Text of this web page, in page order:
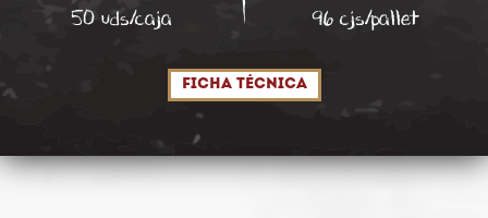
50 uds/caja 96 cjs/pallet
Ficha técnica